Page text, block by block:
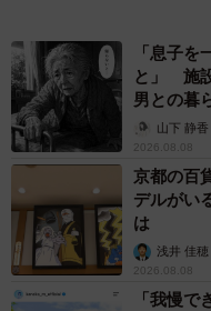
「息子
と」 施
男との暮
から】山下 静香
2026.08.08
京都の百
デルがい
は
浅井 佳穂
2026.08.08
「我慢